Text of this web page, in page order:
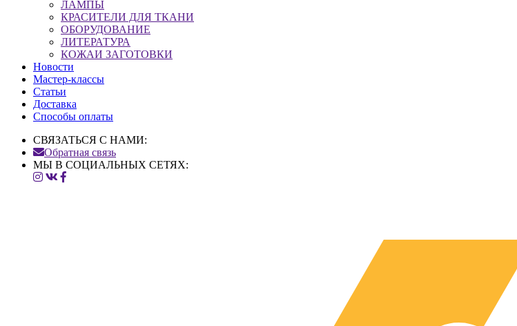
ЛАМПЫ
КРАСИТЕЛИ ДЛЯ ТКАНИ
ОБОРУДОВАНИЕ
ЛИТЕРАТУРА
КОЖАИ ЗАГОТОВКИ
Новости
Мастер-классы
Статьи
Доставка
Способы оплаты
СВЯЗАТЬСЯ С НАМИ:
Обратная связь
МЫ В СОЦИАЛЬНЫХ СЕТЯХ: